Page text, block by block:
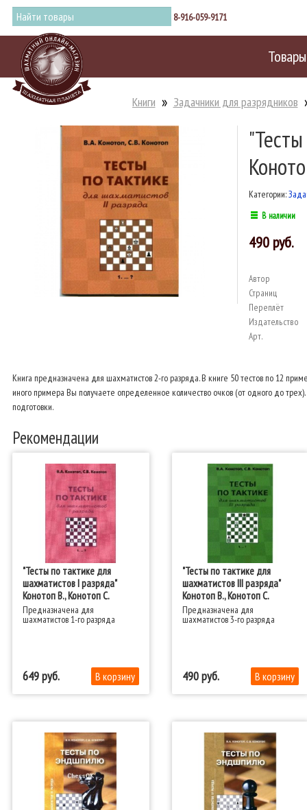
8-916-059-9171
Товары
Книги Задачники для разрядников
Категории:
В наличии
490
Автор
Страниц
Переплёт
Издательство
Арт.
Книга предназначена для шахматистов 2-го разряда. В книге 50 тестов по 12
иного примера Вы получаете определенное количество очков (от одного до
подготовки.
Рекомендации
"Тесты по тактике для
шахматистов I разряда"
Конотоп В., Конотоп С.
Предназначена для
шахматистов 1-го разряда
649
"Тесты по тактике для
шахматистов III разряда"
Конотоп В., Конотоп С.
Предназначена для
шахматистов 3-го разряда
490